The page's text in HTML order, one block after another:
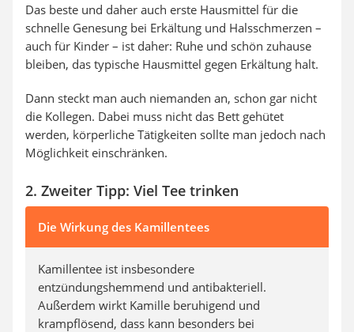
Das beste und daher auch erste Hausmittel für die
schnelle Genesung bei Erkältung und Halsschmerzen –
auch für Kinder – ist daher: Ruhe und schön zuhause
bleiben, das typische Hausmittel gegen Erkältung halt.
Dann steckt man auch niemanden an, schon gar nicht
die Kollegen. Dabei muss nicht das Bett gehütet
werden, körperliche Tätigkeiten sollte man jedoch nach
Möglichkeit einschränken.
2. Zweiter Tipp: Viel Tee trinken
Die Wirkung des Kamillentees
Kamillentee ist insbesondere
entzündungshemmend und antibakteriell.
Außerdem wirkt Kamille beruhigend und
krampflösend, dass kann besonders bei